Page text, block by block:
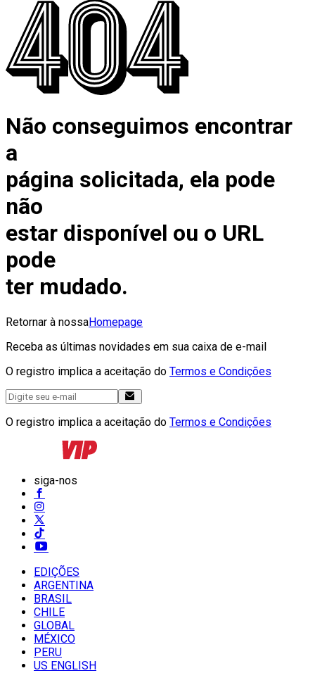
Não conseguimos encontrar
a
página solicitada, ela pode
não
estar disponível ou o URL
pode
ter mudado.
Retornar à nossaHomepage
Receba as últimas novidades em sua caixa de e-mail
O registro implica a aceitação do Termos e Condições
O registro implica a aceitação do Termos e Condições
siga-nos
EDIÇÕES
ARGENTINA
BRASIL
CHILE
GLOBAL
MÉXICO
PERU
US ENGLISH